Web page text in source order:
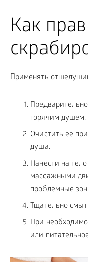
Как
Применять
горячим душем.
Очистить ее
душа.
Нанести на
массажными
проблемные
Тщательно
При
или